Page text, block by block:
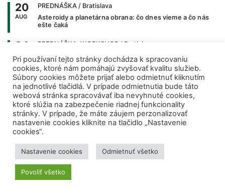
20
AUG
PREDNÁŠKA / Bratislava
Asteroidy a planetárna obrana: čo dnes vieme a čo nás
ešte čaká
24 PREDNÁŠKA, WORKSHOP / Bratislava
Letná škola kvantových technológií 2026 v Bratislave
07
SEP
CVTI SR, PREDNÁŠKA, WORKSHOP/ Smolenice
Letná škola občianskej vedy
08
SEP
PREDNÁŠKA/ Bratislava
Skutočná kvantová fyzika
Zobraziť všetky podujatia >>
NAJNOVŠIE ČLÁNKY
Pri používaní tejto stránky dochádza k spracovaniu
cookies, ktoré nám pomáhajú zvyšovať kvalitu služieb.
Súbory cookies môžete prijať alebo odmietnuť kliknutím
na jednotlivé tlačidlá. V prípade odmietnutia bude táto
webová stránka spracovávať iba nevyhnuté cookies,
ktoré slúžia na zabezpečenie riadnej funkcionality
stránky. V prípade, že máte záujem perzonalizovať
nastavenie cookies kliknite na tlačidlo „Nastavenie
cookies“.
Nastavenie cookies Odmietnuť všetko
Povoliť všetko